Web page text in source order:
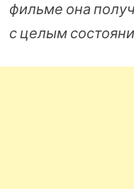
фильме она
с целым